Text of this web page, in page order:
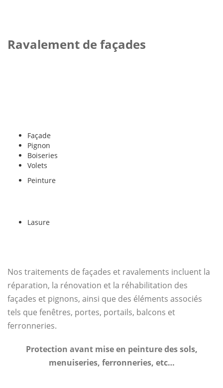
Ravalement de façades
Façade
Pignon
Boiseries
Volets
Peinture
Lasure
Nos traitements de façades et ravalements incluent la
réparation, la rénovation et la réhabilitation des
façades et pignons, ainsi que des éléments associés
tels que fenêtres, portes, portails, balcons et
ferronneries.
Protection avant mise en peinture des sols,
menuiseries, ferronneries, etc…